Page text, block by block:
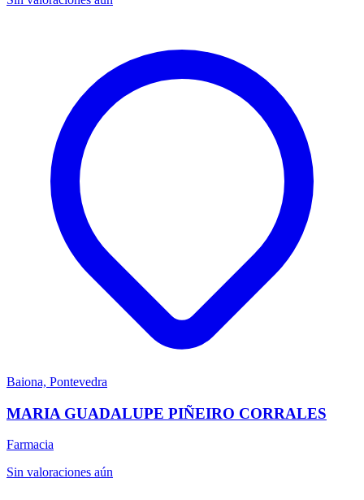
Baiona, Pontevedra
MARIA GUADALUPE PIÑEIRO CORRALES
Farmacia
Sin valoraciones aún